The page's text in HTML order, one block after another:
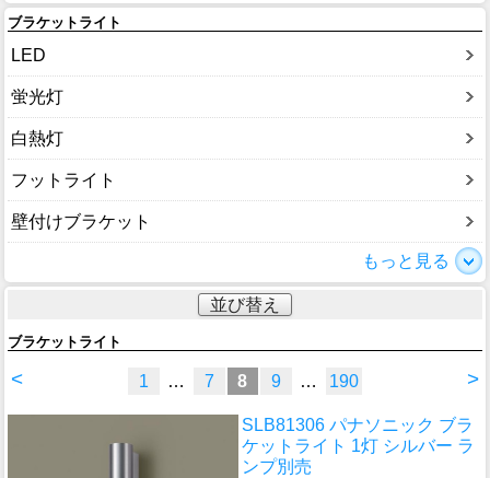
ブラケットライト
LED
蛍光灯
白熱灯
フットライト
壁付けブラケット
もっと見る
並び替え
ブラケットライト
< >
1 … 7 8 9 … 190
SLB81306 パナソニック ブラ
ケットライト 1灯 シルバー ラ
ンプ別売